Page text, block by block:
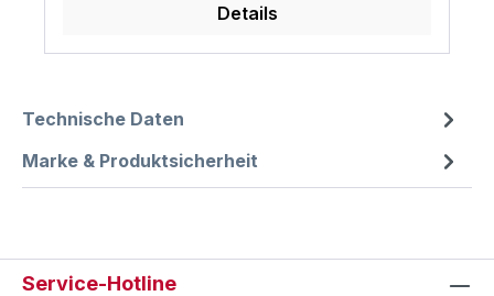
Details
Technische Daten
Marke & Produktsicherheit
Service-Hotline